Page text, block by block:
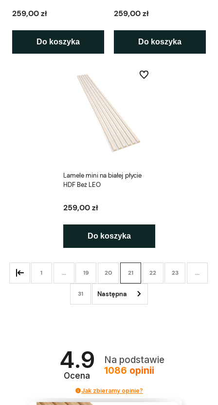
259,00 zł
Do koszyka
259,00 zł
Do koszyka
Lamele mini na białej płycie
HDF Beż LEO
259,00 zł
Do koszyka
Do ulubionych
1 ... 19 20 21 22 23 ...
31
4.9
Ocena
Na podstawie
1086 opinii
Jak zbieramy opinie?